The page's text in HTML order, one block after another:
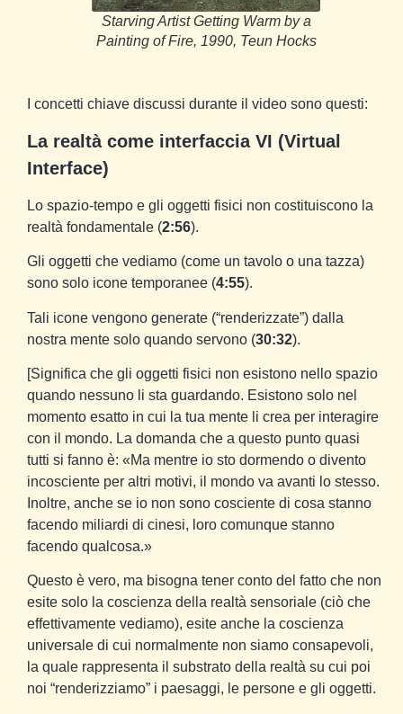
Starving Artist Getting Warm by a
Painting of Fire, 1990, Teun Hocks
I concetti chiave discussi durante il video sono questi:
La realtà come interfaccia VI (Virtual
Interface)
Lo spazio-tempo e gli oggetti fisici non costituiscono la
realtà fondamentale (2:56).
Gli oggetti che vediamo (come un tavolo o una tazza)
sono solo icone temporanee (4:55).
Tali icone vengono generate (“renderizzate”) dalla
nostra mente solo quando servono (30:32).
[Significa che gli oggetti fisici non esistono nello spazio
quando nessuno li sta guardando. Esistono solo nel
momento esatto in cui la tua mente li crea per interagire
con il mondo. La domanda che a questo punto quasi
tutti si fanno è: «Ma mentre io sto dormendo o divento
incosciente per altri motivi, il mondo va avanti lo stesso.
Inoltre, anche se io non sono cosciente di cosa stanno
facendo miliardi di cinesi, loro comunque stanno
facendo qualcosa.»
Questo è vero, ma bisogna tener conto del fatto che non
esite solo la coscienza della realtà sensoriale (ciò che
effettivamente vediamo), esite anche la coscienza
universale di cui normalmente non siamo consapevoli,
la quale rappresenta il substrato della realtà su cui poi
noi “renderizziamo” i paesaggi, le persone e gli oggetti.